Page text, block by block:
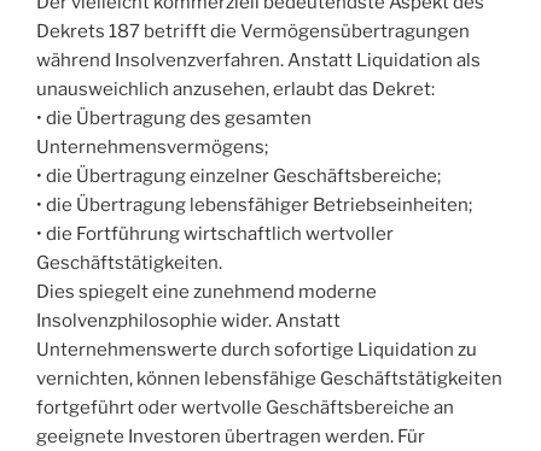
Dekrets 187 betrifft die Vermögensübertragungen
während Insolvenzverfahren. Anstatt Liquidation als
unausweichlich anzusehen, erlaubt das Dekret:
• die Übertragung des gesamten
Unternehmensvermögens;
• die Übertragung einzelner Geschäftsbereiche;
• die Übertragung lebensfähiger Betriebseinheiten;
• die Fortführung wirtschaftlich wertvoller
Geschäftstätigkeiten.
Dies spiegelt eine zunehmend moderne
Insolvenzphilosophie wider. Anstatt
Unternehmenswerte durch sofortige Liquidation zu
vernichten, können lebensfähige Geschäftstätigkeiten
fortgeführt oder wertvolle Geschäftsbereiche an
geeignete Investoren übertragen werden. Für